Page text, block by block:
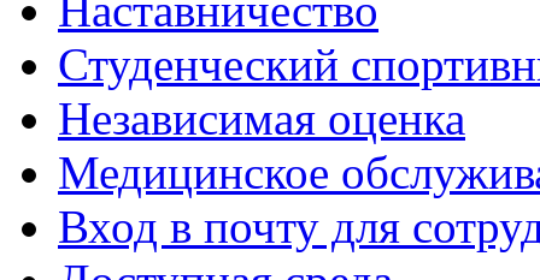
Наставничество
Студенческий
Независимая оценка
Медицинское
Вход в почту для